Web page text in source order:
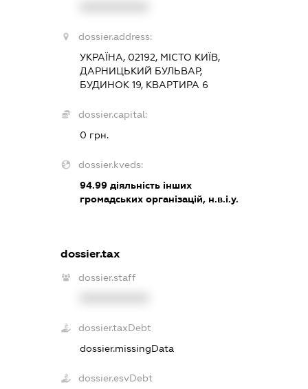
dossier.address:
УКРАЇНА, 02192, МІСТО КИЇВ,
ДАРНИЦЬКИЙ БУЛЬВАР,
БУДИНОК 19, КВАРТИРА 6
dossier.capital:
0 грн.
dossier.kveds:
94.99діяльність інших
громадських організацій, н.в.і.у.
dossier.tax
dossier.staff
dossier.taxDebt
dossier.missingData
dossier.esvDebt